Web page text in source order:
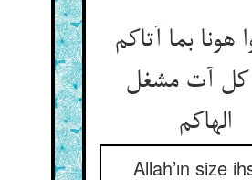
هونا بما آتاکم
آت مشغل
الهاکم
Allah’ın size